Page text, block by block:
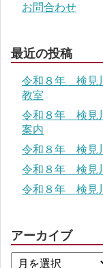
お問合わせ
最近の投稿
令和８年 検見
教室
令和８年 検見
案内
令和８年 検見
令和８年 検見
令和８年 検見
アーカイブ